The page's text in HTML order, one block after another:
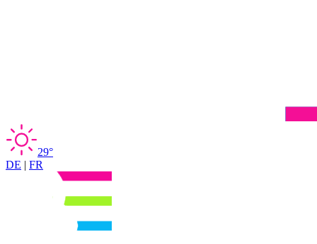
29°
DE | FR